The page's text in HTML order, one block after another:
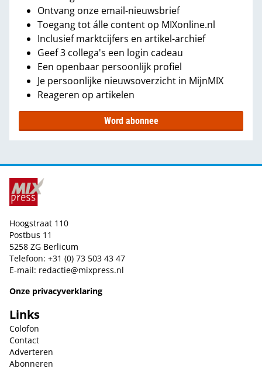
Ontvang onze email-nieuwsbrief
Toegang tot álle content op MIXonline.nl
Inclusief marktcijfers en artikel-archief
Geef 3 collega's een login cadeau
Een openbaar persoonlijk profiel
Je persoonlijke nieuwsoverzicht in MijnMIX
Reageren op artikelen
Word abonnee
Hoogstraat 110
Postbus 11
5258 ZG Berlicum
Telefoon: +31 (0) 73 503 43 47
E-mail: redactie@mixpress.nl
Onze privacyverklaring
Links
Colofon
Contact
Adverteren
Abonneren